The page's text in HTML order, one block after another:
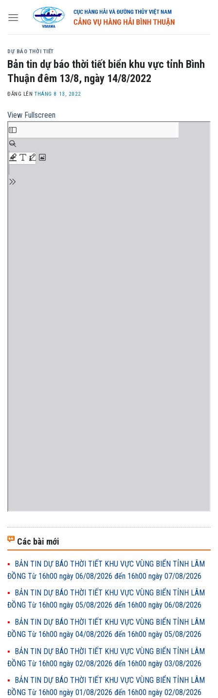
DỰ BÁO THỜI TIẾT
Bản tin dự báo thời tiết biển khu vực tỉnh Bình
Thuận đêm 13/8, ngày 14/8/2022
ĐĂNG LÊNTHÁNG 8 13, 2022
View Fullscreen
Các bài mới
BẢN TIN DỰ BÁO THỜI TIẾT KHU VỰC VÙNG BIỂN TỈNH LÂM
ĐỒNG Từ 16h00 ngày 06/08/2026 đến 16h00 ngày 07/08/2026
BẢN TIN DỰ BÁO THỜI TIẾT KHU VỰC VÙNG BIỂN TỈNH LÂM
ĐỒNG Từ 16h00 ngày 05/08/2026 đến 16h00 ngày 06/08/2026
BẢN TIN DỰ BÁO THỜI TIẾT KHU VỰC VÙNG BIỂN TỈNH LÂM
ĐỒNG Từ 16h00 ngày 04/08/2026 đến 16h00 ngày 05/08/2026
BẢN TIN DỰ BÁO THỜI TIẾT KHU VỰC VÙNG BIỂN TỈNH LÂM
ĐỒNG Từ 16h00 ngày 02/08/2026 đến 16h00 ngày 03/08/2026
BẢN TIN DỰ BÁO THỜI TIẾT KHU VỰC VÙNG BIỂN TỈNH LÂM
ĐỒNG Từ 16h00 ngày 01/08/2026 đến 16h00 ngày 02/08/2026